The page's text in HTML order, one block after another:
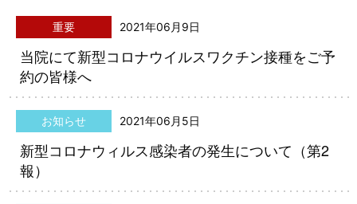
2021年06月9日
重要
当院にて新型コロナウイルスワクチン接種をご予
約の皆様へ
2021年06月5日
お知らせ
新型コロナウィルス感染者の発生について（第2
報）